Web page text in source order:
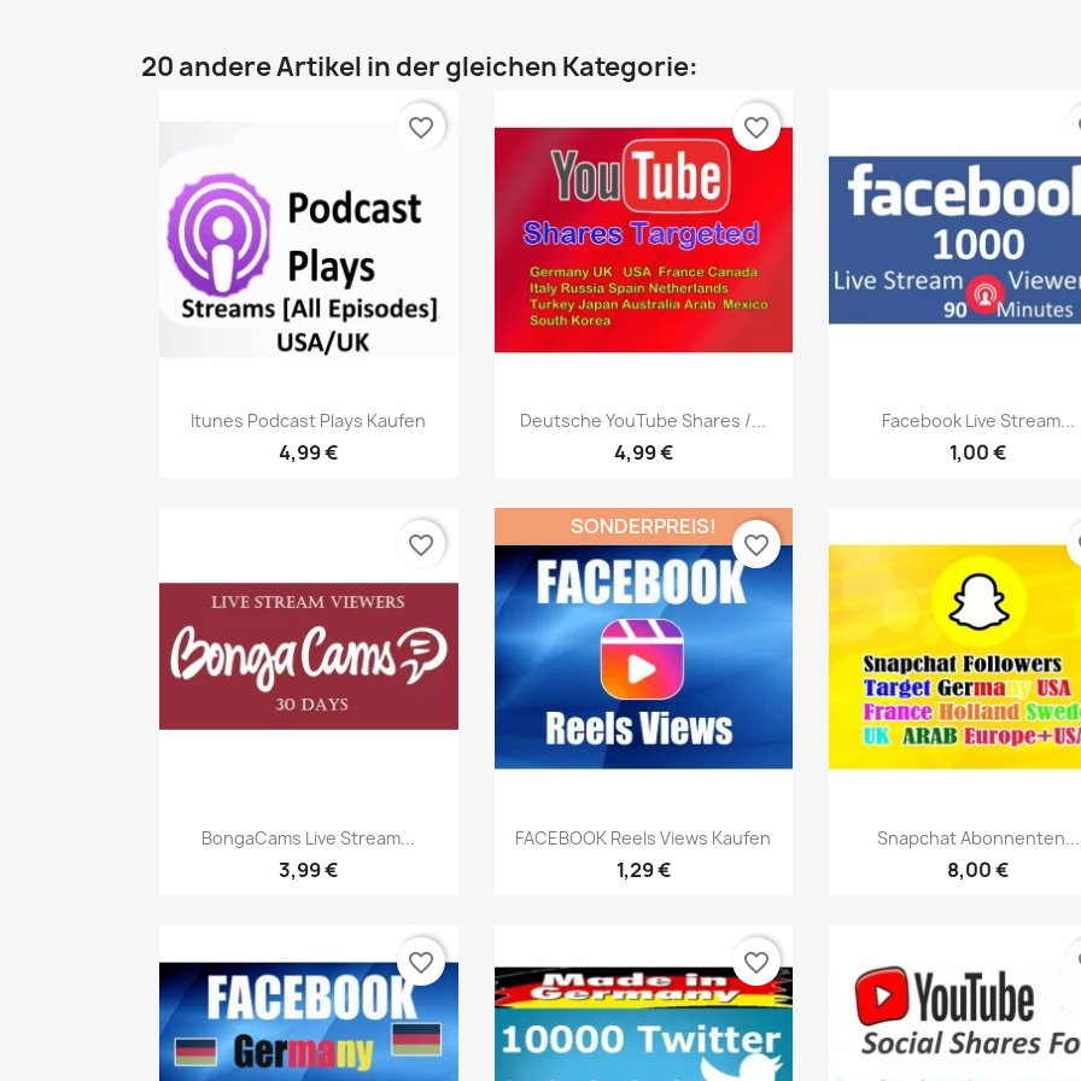
20 andere Artikel in der gleichen Kategorie:
Vorschau
Itunes Podcast Plays Kaufen
4,99 €
favorite_border
Vorschau
Deutsche YouTube Shares /...
4,99 €
favorite_border
Vorschau
Facebook Live Stream...
1,00 €
Vorschau
BongaCams Live Stream...
3,99 €
favorite_border
Vorschau
FACEBOOK Reels Views Kaufen
1,29 €
SONDERPREIS!
favorite_border
Vorschau
Snapchat Abonnenten...
8,00 €
favorite_border favorite_border